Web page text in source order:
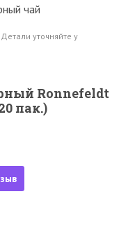
чай
уточняйте у
Ronnefeldt
пак.)